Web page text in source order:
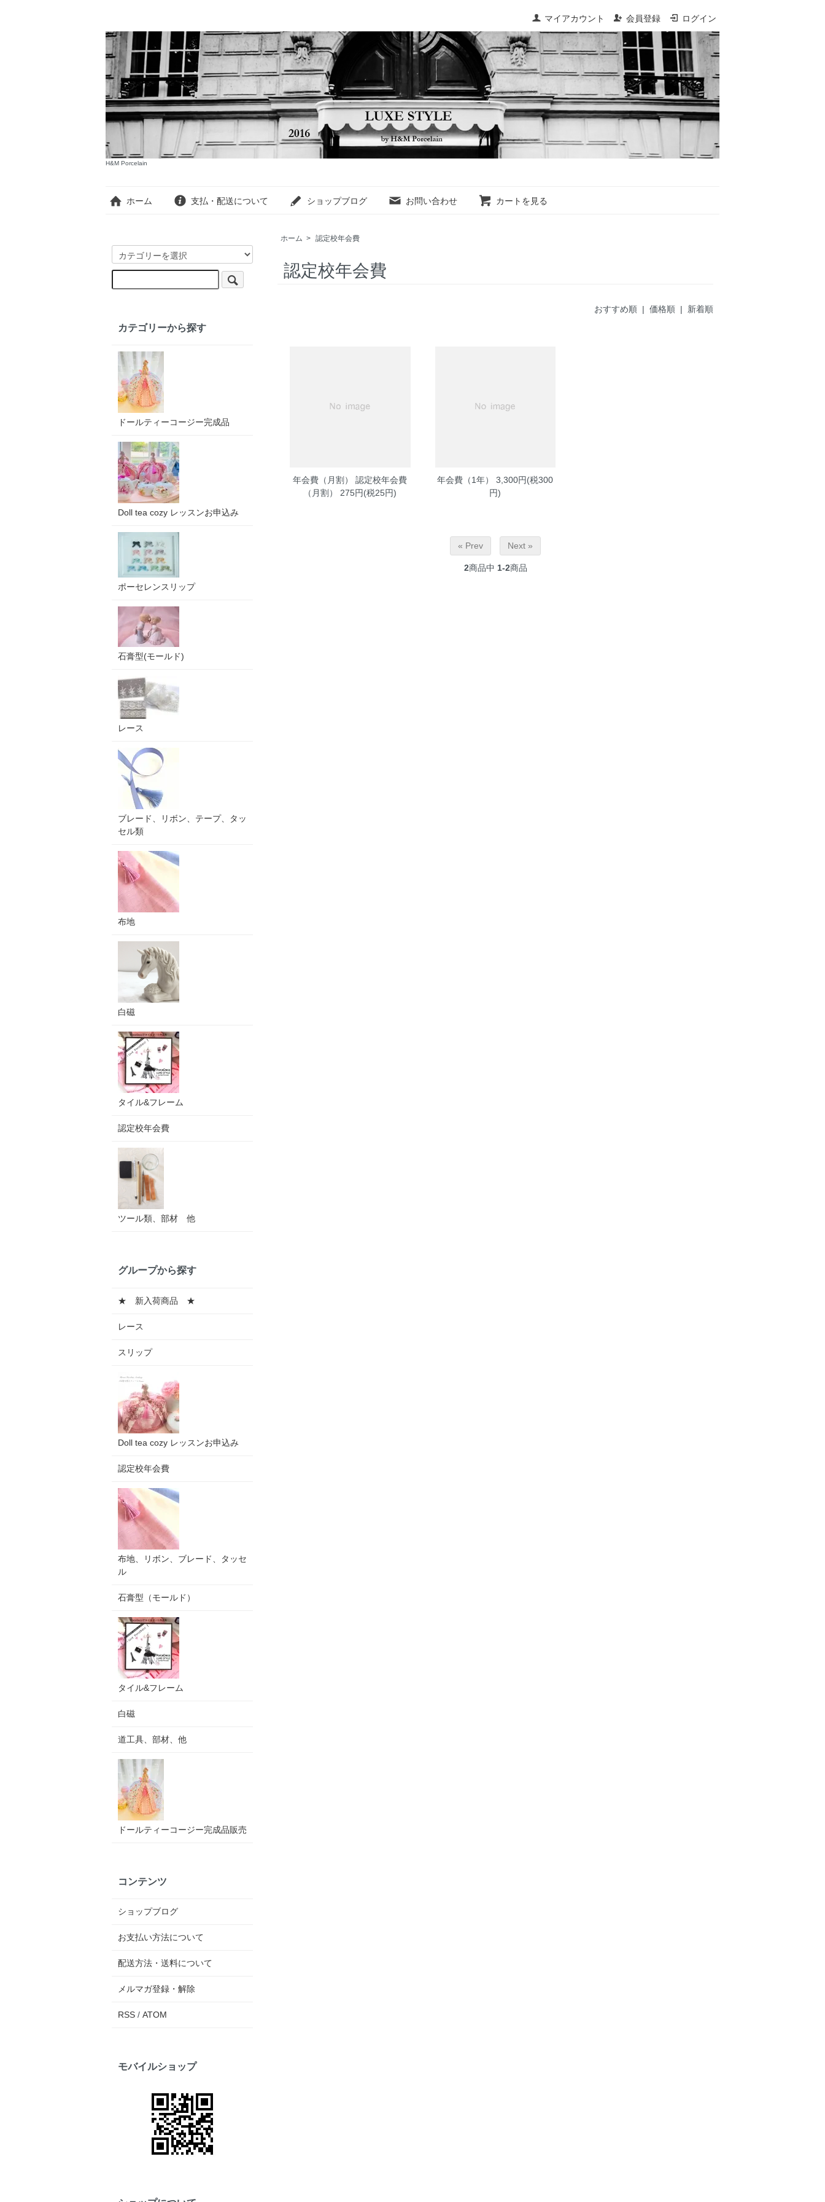
マイアカウント 会員登録 ログイン
H&M Porcelain
ホーム 支払・配送について ショップブログ お問い合わせ カートを見る
ホーム > 認定校年会費
認定校年会費
おすすめ順 | 価格順 | 新着順
年会費（月割）
認定校年会費
（月割） 275円(税25円)
年会費（1年）
3,300円(税300
円)
« Prev Next »
2商品中 1-2商品
カテゴリーから探す
ドールティーコージー完成品
Doll tea cozy レッスンお申込み
ポーセレンスリップ
石膏型(モールド)
レース
ブレード、リボン、テープ、タッ
セル類
布地
白磁
タイル&フレーム
認定校年会費
ツール類、部材 他
グループから探す
★ 新入荷商品 ★
レース
スリップ
Doll tea cozy レッスンお申込み
認定校年会費
布地、リボン、ブレード、タッセ
ル
石膏型（モールド）
タイル&フレーム
白磁
道工具、部材、他
ドールティーコージー完成品販売
コンテンツ
ショップブログ
お支払い方法について
配送方法・送料について
メルマガ登録・解除
RSS / ATOM
モバイルショップ